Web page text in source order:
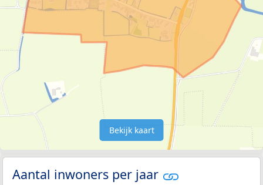
Bekijk kaart
Aantal inwoners per jaar